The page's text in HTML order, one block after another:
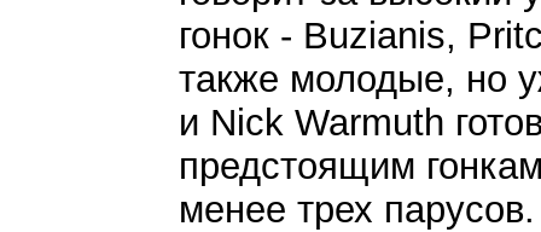
гонок - Buzianis,
также молодые, но
и Nick Warmuth
предстоящим
менее трех парусов.